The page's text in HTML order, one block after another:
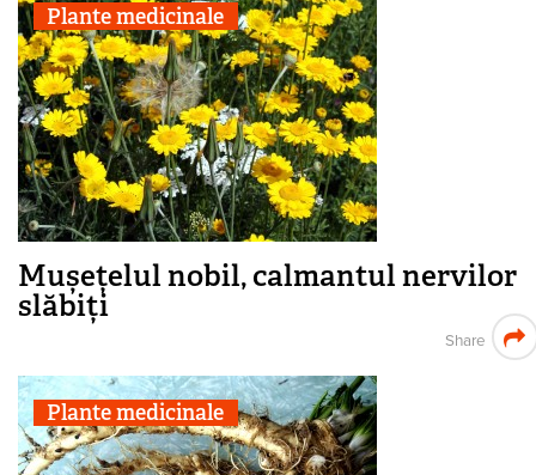
Plante medicinale
Mușețelul nobil, calmantul nervilor
slăbiți
Share
Plante medicinale